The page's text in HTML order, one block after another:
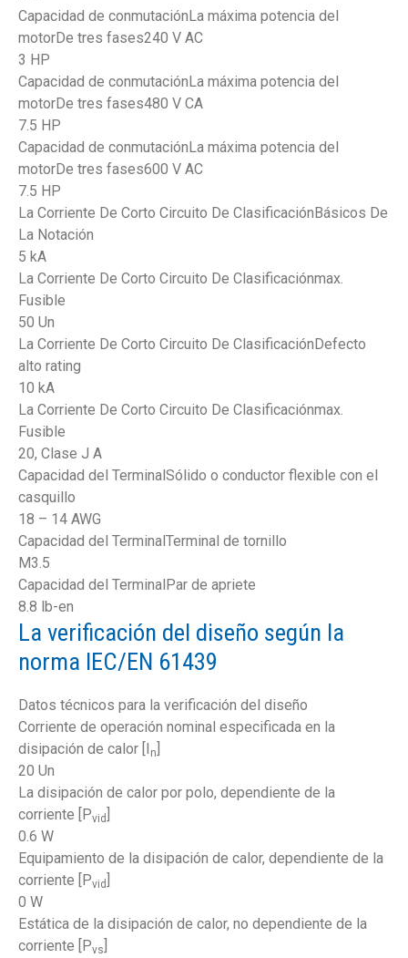
Capacidad de conmutaciónLa máxima potencia del
motorDe tres fases240 V AC
3 HP
Capacidad de conmutaciónLa máxima potencia del
motorDe tres fases480 V CA
7.5 HP
Capacidad de conmutaciónLa máxima potencia del
motorDe tres fases600 V AC
7.5 HP
La Corriente De Corto Circuito De ClasificaciónBásicos De
La Notación
5 kA
La Corriente De Corto Circuito De Clasificaciónmax.
Fusible
50 Un
La Corriente De Corto Circuito De ClasificaciónDefecto
alto rating
10 kA
La Corriente De Corto Circuito De Clasificaciónmax.
Fusible
20, Clase J A
Capacidad del TerminalSólido o conductor flexible con el
casquillo
18 – 14 AWG
Capacidad del TerminalTerminal de tornillo
M3.5
Capacidad del TerminalPar de apriete
8.8 lb-en
La verificación del diseño según la
norma IEC/EN 61439
Datos técnicos para la verificación del diseño
Corriente de operación nominal especificada en la
disipación de calor [I
n
20 Un
La disipación de calor por polo, dependiente de la
corriente [Pvid
0.6 W
Equipamiento de la disipación de calor, dependiente de la
corriente [Pvid
0 W
Estática de la disipación de calor, no dependiente de la
corriente [Pvs